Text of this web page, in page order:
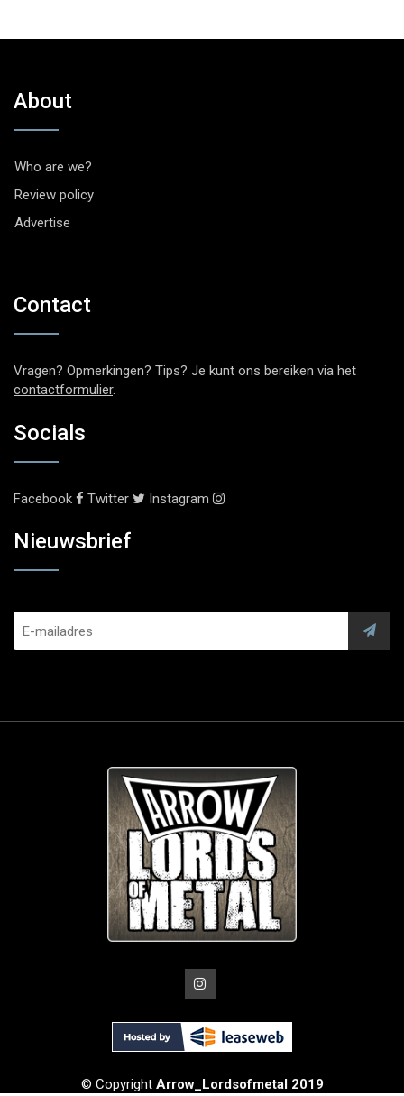
About
Who are we?
Review policy
Advertise
Contact
Vragen? Opmerkingen? Tips? Je kunt ons bereiken via het
contactformulier.
Socials
Facebook Twitter Instagram
Nieuwsbrief
© Copyright Arrow_Lordsofmetal 2019